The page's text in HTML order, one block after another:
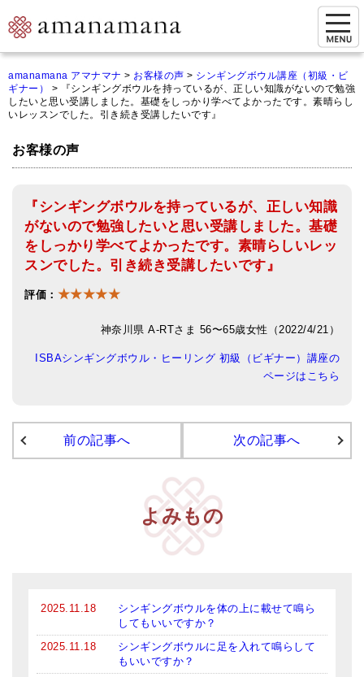
マイページ
ご来店&購入
オンライン相談&購入
シンギングボウル講座
倍音呼吸法レッスン
オンラインショップ
商品一覧
●チベット・シンギングボウル
●新・鍛造スペシャル
スティック・マレット・リング（台座）
アマナマナのティンシャ
amanamana アマナマナ > お客様の声 > シンギングボウル講座（初級・ビ
ギナー）
>
『シンギングボウルを持っているが、正しい知識がないので勉強
したいと思い受講しました。基礎をしっかり学べてよかったです。素晴らし
いレッスンでした。引き続き受講したいです』
お客様の声
『シンギングボウルを持っているが、正しい知識
がないので勉強したいと思い受講しました。基礎
をしっかり学べてよかったです。素晴らしいレッ
スンでした。引き続き受講したいです』
評価： ★★★★★
神奈川県 A-RTさま 56〜65歳女性（2022/4/21）
ISBAシンギングボウル・ヒーリング 初級（ビギナー）講座の
ページはこちら
前の記事へ 次の記事へ
よみもの
2025.11.18
シンギングボウルを体の上に載せて鳴ら
してもいいですか？
2025.11.18
シンギングボウルに足を入れて鳴らして
もいいですか？